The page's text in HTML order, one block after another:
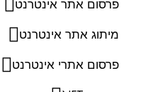
פרסום אתר אינטרנט
מיתוג אתר אינטרנט
פרסום אתרי אינטרנט